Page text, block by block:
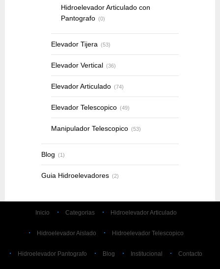
Hidroelevador Articulado con
Pantografo (0)
Elevador Tijera (53)
Elevador Vertical (36)
Elevador Articulado (74)
Elevador Telescopico (49)
Manipulador Telescopico (53)
Blog (1)
Guia Hidroelevadores (2)
Inicio Categorias Hidroelevador Articulado
Hidroelevador Aislado Hidroelevador Telescopico
Hidroelevador Pantografo Blog Institucional Contacto